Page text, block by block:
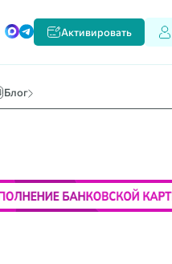
Активировать
Блог
и наших продуктах
к праздникам